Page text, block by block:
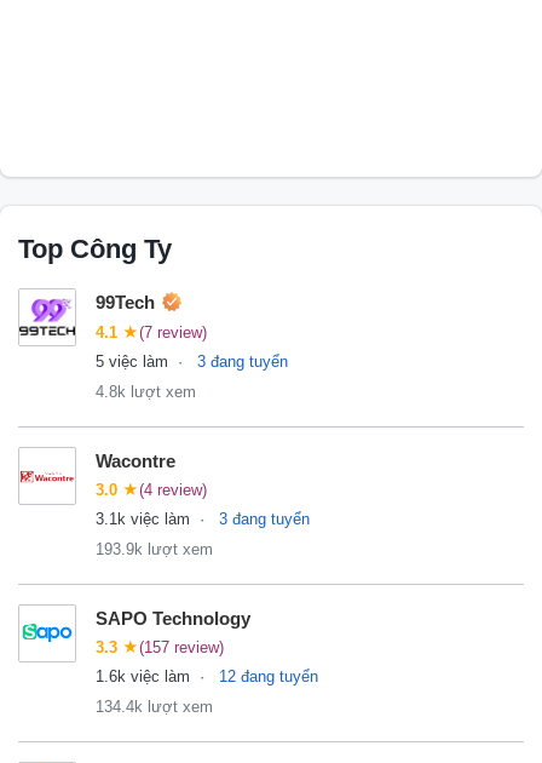
Top Công Ty
99Tech
4.1 ★(7 review)
5 việc làm
3 đang tuyển
4.8k lượt xem
Wacontre
3.0 ★(4 review)
3.1k việc làm
3 đang tuyển
193.9k lượt xem
SAPO Technology
3.3 ★(157 review)
1.6k việc làm
12 đang tuyển
134.4k lượt xem